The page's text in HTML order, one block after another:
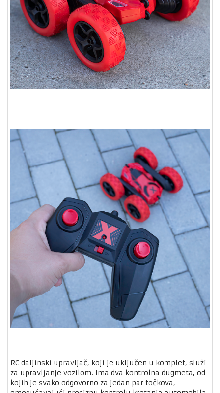
RC daljinski upravljač, koji je uključen u komplet, služi
za upravljanje vozilom. Ima dva kontrolna dugmeta, od
kojih je svako odgovorno za jedan par točkova,